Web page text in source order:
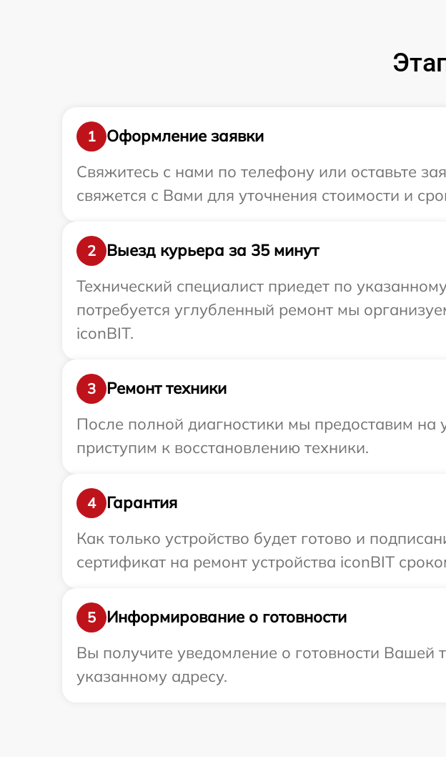
1
Оформление заявки
Свяжитесь с нами по телефону или оставьте
свяжется с Вами для уточнения стоимости и
2
Выезд курьера за 35 минут
Технический специалист приедет по
потребуется углубленный ремонт мы
iconBIT.
3
Ремонт техники
После полной диагностики мы предоставим на
приступим к восстановлению техники.
4
Гарантия
Как только устройство будет готово и
сертификат на ремонт устройства iconBIT
5
Информирование о готовности
Вы получите уведомление о готовности Вашей
указанному адресу.